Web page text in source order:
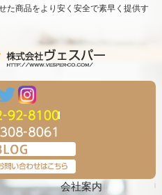
た商品をより安く安全で素早く提供す
会社案内